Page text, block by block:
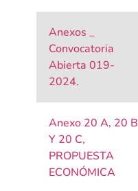
Anexos _
Convocatoria
Abierta 019-
2024.
Anexo 20 A, 20 B
Y 20 C,
PROPUESTA
ECONÓMICA